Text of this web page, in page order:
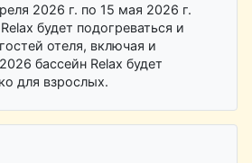
2026 г. по 15 мая 2026 г.
будет подогреваться и
отеля, включая и
бассейн Relax будет
для взрослых.